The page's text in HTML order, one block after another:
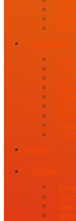
Das
Arbeitsfelder
Kalender
Kontakt
Team